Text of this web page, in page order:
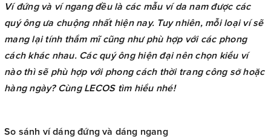
Ví đứng và ví ngang đều là các mẫu ví da nam được các
quý ông ưa chuộng nhất hiện nay. Tuy nhiên, mỗi loại ví sẽ
mang lại tính thẩm mĩ cũng như phù hợp với các phong
cách khác nhau. Các quý ông hiện đại nên chọn kiểu ví
nào thì sẽ phù hợp với phong cách thời trang công sở hoặc
hàng ngày? Cùng LECOS tìm hiểu nhé!
So sánh ví dáng đứng và dáng ngang